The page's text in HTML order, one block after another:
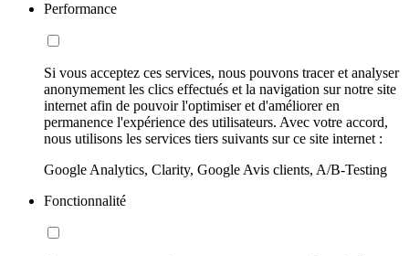
Performance
Si vous acceptez ces services, nous pouvons tracer et analyser
anonymement les clics effectués et la navigation sur notre site
internet afin de pouvoir l'optimiser et d'améliorer en
permanence l'expérience des utilisateurs. Avec votre accord,
nous utilisons les services tiers suivants sur ce site internet :
Google Analytics, Clarity, Google Avis clients, A/B-Testing
Fonctionnalité